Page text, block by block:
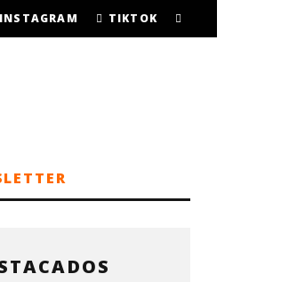
INSTAGRAM TIKTOK